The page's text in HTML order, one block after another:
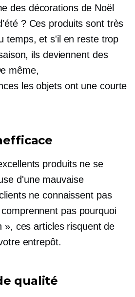
des décorations de Noël
? Ces produits sont très
temps, et s'il en reste trop
ils deviennent des
même,
les objets ont une courte
produits ne se
d'une mauvaise
ne connaissent pas
pas pourquoi
», ces articles risquent de
entrepôt.
qualité